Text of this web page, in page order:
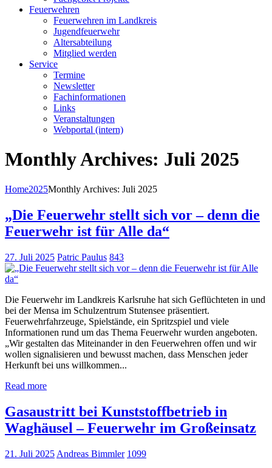
Feuerwehren
Feuerwehren im Landkreis
Jugendfeuerwehr
Altersabteilung
Mitglied werden
Service
Termine
Newsletter
Fachinformationen
Links
Veranstaltungen
Webportal (intern)
Monthly Archives: Juli 2025
Home2025Monthly Archives: Juli 2025
„Die Feuerwehr stellt sich vor – denn die
Feuerwehr ist für Alle da“
27. Juli 2025 Patric Paulus 843
Die Feuerwehr im Landkreis Karlsruhe hat sich Geflüchteten in und
bei der Mensa im Schulzentrum Stutensee präsentiert.
Feuerwehrfahrzeuge, Spielstände, ein Spritzspiel und viele
Informationen rund um das Thema Feuerwehr wurden angeboten.
„Wir gestalten das Miteinander in den Feuerwehren offen und wir
wollen signalisieren und bewusst machen, dass Menschen jeder
Herkunft bei uns willkommen...
Read more
Gasaustritt bei Kunststoffbetrieb in
Waghäusel – Feuerwehr im Großeinsatz
21. Juli 2025 Andreas Bimmler 1099